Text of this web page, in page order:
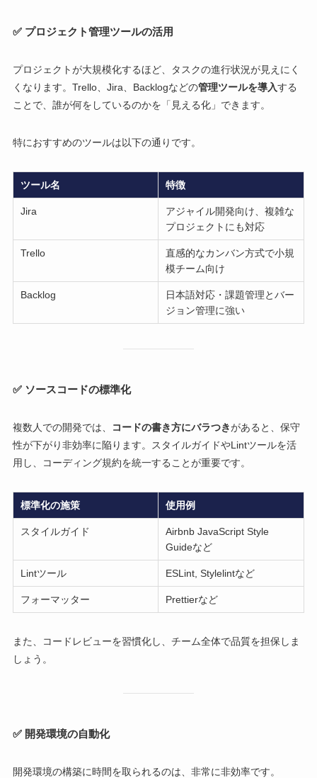
✅ プロジェクト管理ツールの活用
プロジェクトが大規模化するほど、タスクの進行状況が見えにく
くなります。Trello、Jira、Backlogなどの管理ツールを導入する
ことで、誰が何をしているのかを「見える化」できます。
特におすすめのツールは以下の通りです。
ツール名 特徴
Jira
アジャイル開発向け、複雑な
プロジェクトにも対応
Trello
直感的なカンバン方式で小規
模チーム向け
Backlog
日本語対応・課題管理とバー
ジョン管理に強い
✅ ソースコードの標準化
複数人での開発では、 コードの書き方にバラつきがあると、保守
性が下がり非効率に陥ります。スタイルガイドやLintツールを活
用し、コーディング規約を統一することが重要です。
標準化の施策 使用例
スタイルガイド
Airbnb JavaScript Style
Guideなど
Lintツール ESLint, Stylelintなど
フォーマッター Prettierなど
また、コードレビューを習慣化し、チーム全体で品質を担保しま
しょう。
✅ 開発環境の自動化
開発環境の構築に時間を取られるのは、非常に非効率です。